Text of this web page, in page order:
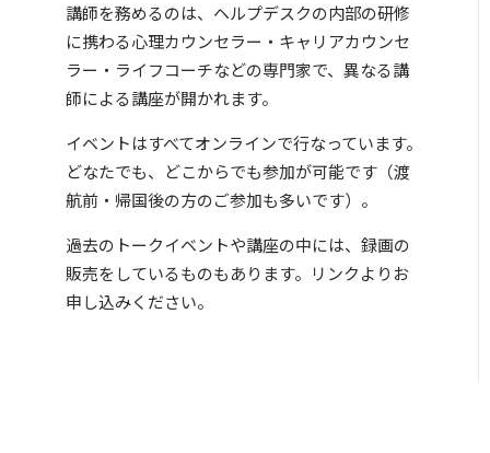
講師を務めるのは、ヘルプデスクの内部の研修
に携わる心理カウンセラー・キャリアカウンセ
ラー・ライフコーチなどの専門家で、異なる講
師による講座が開かれます。
イベントはすべてオンラインで行なっています。
どなたでも、どこからでも参加が可能です（渡
航前・帰国後の方のご参加も多いです）。
過去のトークイベントや講座の中には、録画の
販売をしているものもあります。リンクよりお
申し込みください。